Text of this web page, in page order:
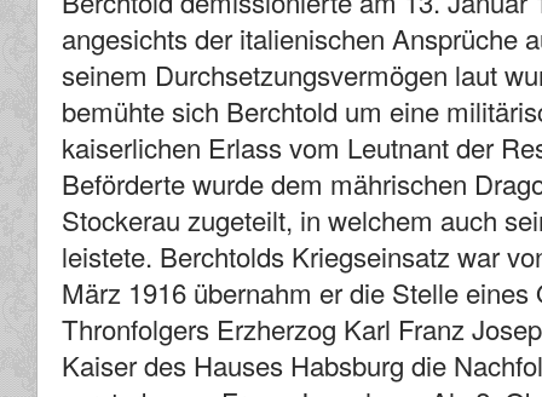
angesichts der italienischen Ansprüche
seinem Durchsetzungsvermögen laut
bemühte sich Berchtold um eine
kaiserlichen Erlass vom Leutnant der
Beförderte wurde dem mährischen
Stockerau zugeteilt, in welchem auch
leistete. Berchtolds Kriegseinsatz war
März 1916 übernahm er die Stelle
Thronfolgers Erzherzog Karl Franz
Kaiser des Hauses Habsburg die